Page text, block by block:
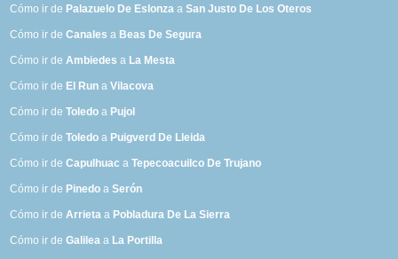
Cómo ir de Palazuelo De Eslonza aSan Justo De Los Oteros
Cómo ir deCanales a Beas De Segura
Cómo ir deAmbiedes a La Mesta
Cómo ir de El Run aVilacova
Cómo ir deToledo a Pujol
Cómo ir deToledo a Puigverd De Lleida
Cómo ir deCapulhuac aTepecoacuilco De Trujano
Cómo ir de Pinedo aSerón
Cómo ir deArrieta a Pobladura De La Sierra
Cómo ir deGalilea a La Portilla